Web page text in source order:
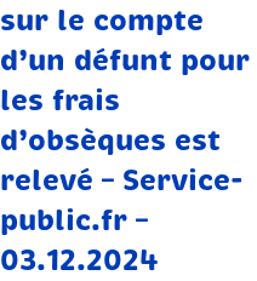
sur le compte
d’un défunt pour
les frais
d’obsèques est
relevé – Service-
public.fr –
03.12.2024